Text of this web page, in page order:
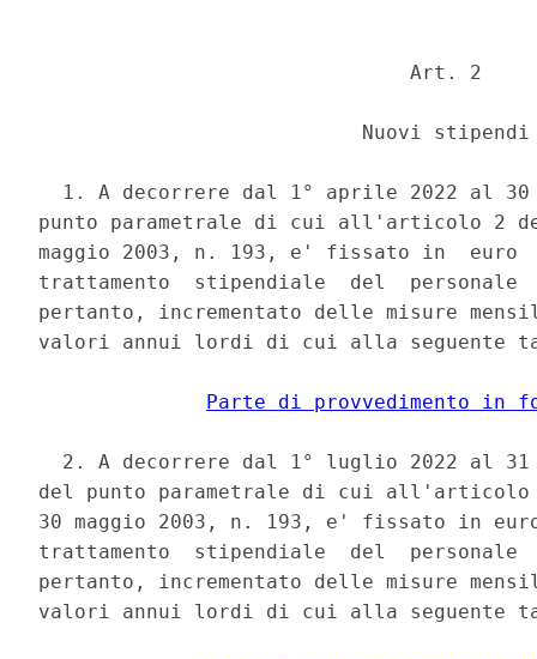
                               Art. 2
Nuovi
1. A decorrere dal 1° aprile 2022 al
punto parametrale di cui all'articolo 2
maggio 2003, n. 193, e' fissato in
trattamento  stipendiale  del
pertanto, incrementato delle misure
valori annui lordi di cui alla seguente
Parte di provvedimento in
2. A decorrere dal 1° luglio 2022 al
del punto parametrale di cui
30 maggio 2003, n. 193, e' fissato in
trattamento  stipendiale  del
pertanto, incrementato delle misure
valori annui lordi di cui alla seguente